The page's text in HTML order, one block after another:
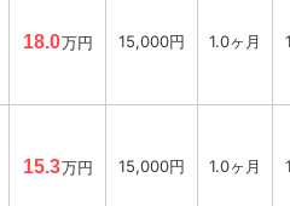
18.0万円 15,000円 1.0ヶ月
15.3万円 15,000円 1.0ヶ月